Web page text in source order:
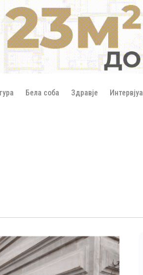
Бела соба Здравје Интервјуа